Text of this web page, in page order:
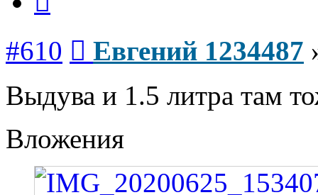
#610 Евгений 1234487
Выдува и 1.5 литра там
Вложения